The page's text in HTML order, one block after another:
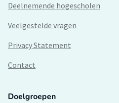
Deelnemende hogescholen
Veelgestelde vragen
Privacy Statement
Contact
Doelgroepen